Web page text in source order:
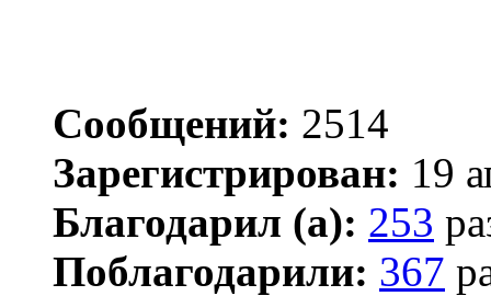
Сообщений: 2514
Зарегистрирован: 19
Благодарил (а): 253
Поблагодарили: 367